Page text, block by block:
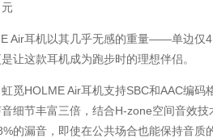
Air耳机以其几乎无感的重量——单边仅
让这款耳机成为跑步时的理想伴侣。
觅HOLME Air耳机支持SBC和AAC编
细节丰富三倍，结合H-zone空间音效
的漏音，即使在公共场合也能保持音质